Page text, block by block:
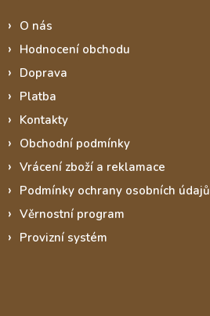
O nás
Hodnocení obchodu
Doprava
Platba
Kontakty
Obchodní podmínky
Vrácení zboží a reklamace
Podmínky ochrany osobních údajů
Věrnostní program
Provizní systém